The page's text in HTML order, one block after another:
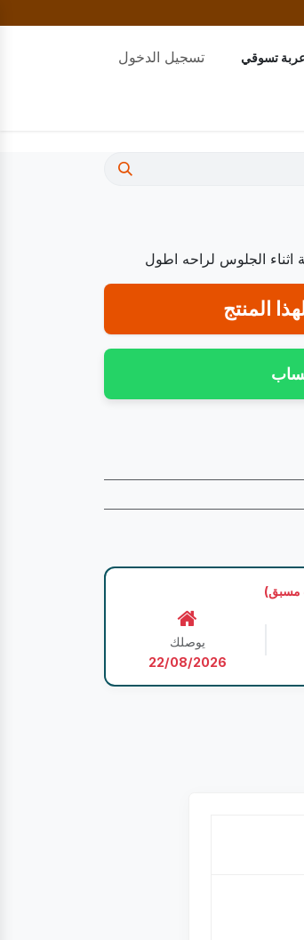
تسوقي تسجيل الدخول
الجلوس لراحه اطول
المنتج
مسبق)
يوصلك
22/08/2026